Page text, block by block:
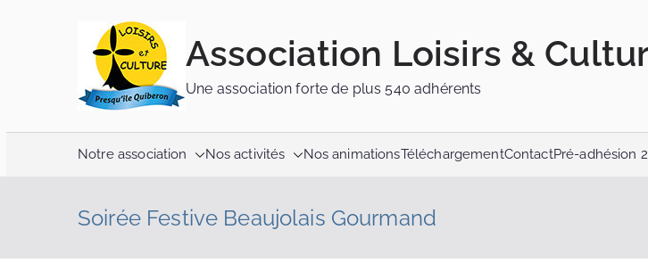
Association Loisirs &
Une association forte de plus 540 adhérents
Notre association Nos activités Nos animationsTéléchargementContactPré-adhésion
Soirée Festive Beaujolais Gourmand